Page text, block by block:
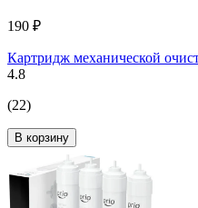
190 ₽
Картридж механической
4.8
(22)
В корзину